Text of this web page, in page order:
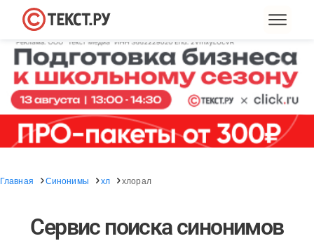
Главная Синонимы хл хлорал
Сервис поиска синонимов